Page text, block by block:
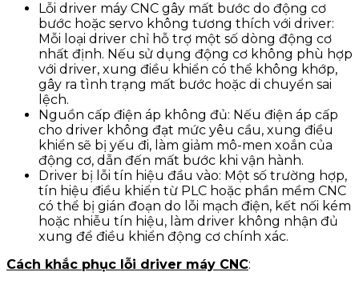
Lỗi driver máy CNC gây mất bước do động cơ
bước hoặc servo không tương thích với driver:
Mỗi loại driver chỉ hỗ trợ một số dòng động cơ
nhất định. Nếu sử dụng động cơ không phù hợp
với driver, xung điều khiển có thể không khớp,
gây ra tình trạng mất bước hoặc di chuyển sai
lệch.
Nguồn cấp điện áp không đủ: Nếu điện áp cấp
cho driver không đạt mức yêu cầu, xung điều
khiển sẽ bị yếu đi, làm giảm mô-men xoắn của
động cơ, dẫn đến mất bước khi vận hành.
Driver bị lỗi tín hiệu đầu vào: Một số trường hợp,
tín hiệu điều khiển từ PLC hoặc phần mềm CNC
có thể bị gián đoạn do lỗi mạch điện, kết nối kém
hoặc nhiễu tín hiệu, làm driver không nhận đủ
xung để điều khiển động cơ chính xác.
Cách khắc phục lỗi driver máy CNC: